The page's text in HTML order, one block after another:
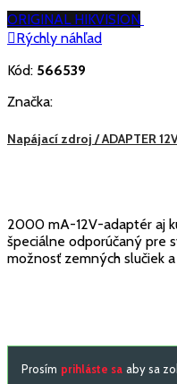
ORIGINAL HIKVISION
Rýchly náhľad
Kód: 566539
Značka:
Napájací zdroj / ADAPTER
2000 mA-12V-adaptér aj
špeciálne odporúčaný pre
možnosť zemných slučiek
Prosím prihláste sa aby sa